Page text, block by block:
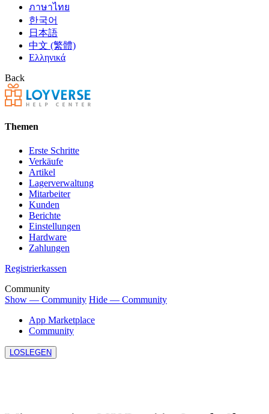
ภาษาไทย
한국어
日本語
中文 (繁體)
Ελληνικά
Back
Themen
Erste Schritte
Verkäufe
Artikel
Lagerverwaltung
Mitarbeiter
Kunden
Berichte
Einstellungen
Hardware
Zahlungen
Registrierkassen
Community
Show — Community Hide — Community
App Marketplace
Community
LOSLEGEN